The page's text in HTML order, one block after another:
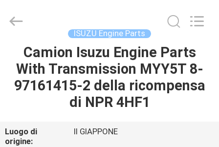
CASA
PRODOTTI
NOI
Technology
ISUZU Engine Parts
Camion Isuzu Engine Parts
With Transmission MYY5T 8-
97161415-2 della ricompensa
di NPR 4HF1
Luogo di
origine:
Il GIAPPONE